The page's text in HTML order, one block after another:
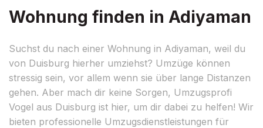
Wohnung finden in Adiyaman
Suchst du nach einer Wohnung in Adiyaman, weil du
von Duisburg hierher umziehst? Umzüge können
stressig sein, vor allem wenn sie über lange Distanzen
gehen. Aber mach dir keine Sorgen, Umzugsprofi
Vogel aus Duisburg ist hier, um dir dabei zu helfen! Wir
bieten professionelle Umzugsdienstleistungen für